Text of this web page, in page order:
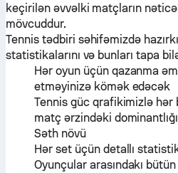
keçirilən əvvəlki matçların
mövcuddur.
Tennis tədbiri səhifəmizdə
statistikalarını və bunları tapa
Hər oyun üçün qazanma
etməyinizə kömək edəcək
Tennis güc qrafikimizlə
matç ərzindəki dominantlığı
Səth növü
Hər set üçün detallı
Oyunçular arasındakı